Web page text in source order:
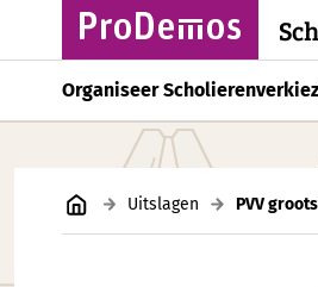
Organiseer
Uitslagen PVV